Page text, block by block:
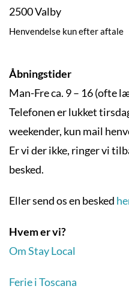
2500 Valby
Henvendelse kun efter aftale
Åbningstider
Man-Fre ca. 9 – 16 (ofte
Telefonen er lukket
weekender, kun mail
Er vi der ikke, ringer vi
besked.
Eller send os en besked
Hvem er vi?
Om Stay Local
Ferie i Toscana